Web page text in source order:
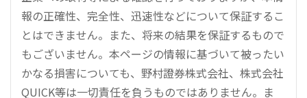
報の正確性、完全性、迅速性などについて保証するこ
とはできません。また、将来の結果を保証するもので
もございません。本ページの情報に基づいて被ったい
かなる損害についても、野村證券株式会社、株式会社
QUICK等は一切責任を負うものではありません。ま